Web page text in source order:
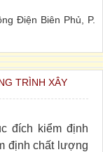
Điện Biên Phủ, P.
TRÌNH XÂY
đích kiểm định
định chất lượng